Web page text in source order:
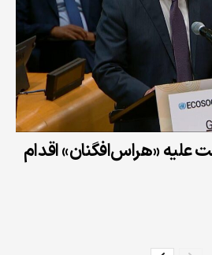
علیه «هراس‌افگنان» اقدام